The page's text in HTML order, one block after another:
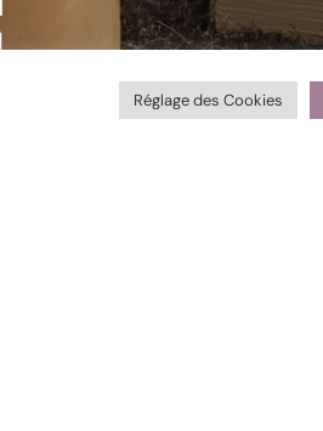
Réglage des Cookies